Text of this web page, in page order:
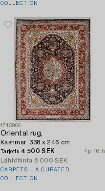
COLLECTION
1715966
Oriental rug,
Kashmar, 338 x 246 cm.
Tarjottu 4 500 SEK
4p 16 h
Lähtöhinta 8 000 SEK
CARPETS – A CURATED
COLLECTION